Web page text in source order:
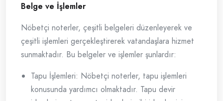
Belge ve İşlemler
Nöbetçi noterler, çeşitli belgeleri düzenleyerek ve
çeşitli işlemleri gerçekleştirerek vatandaşlara hizmet
sunmaktadır. Bu belgeler ve işlemler şunlardır:
Tapu İşlemleri: Nöbetçi noterler, tapu işlemleri
konusunda yardımcı olmaktadır. Tapu devir